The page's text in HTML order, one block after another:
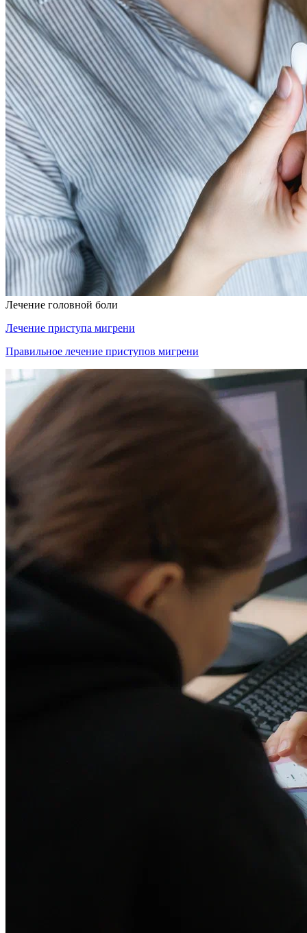
Лечение головной боли
Лечение приступа мигрени
Правильное лечение приступов мигрени